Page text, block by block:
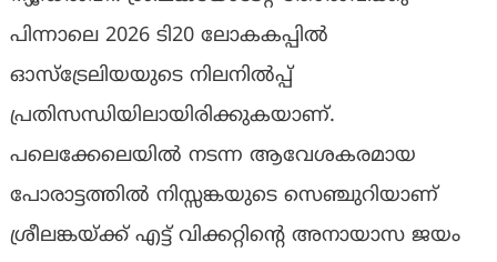
പിന്നാലെ 2026 ടി20 ലോകകപ്പിൽ
ഓസ്‌ട്രേലിയയുടെ നിലനിൽപ്പ്
പ്രതിസന്ധിയിലായിരിക്കുകയാണ്.
പലെക്കേലെയിൽ നടന്ന ആവേശകരമായ
പോരാട്ടത്തിൽ നിസ്സങ്കയുടെ സെഞ്ചുറിയാണ്
ശ്രീലങ്കയ്ക്ക് എട്ട് വിക്കറ്റിന്റെ അനായാസ ജയം